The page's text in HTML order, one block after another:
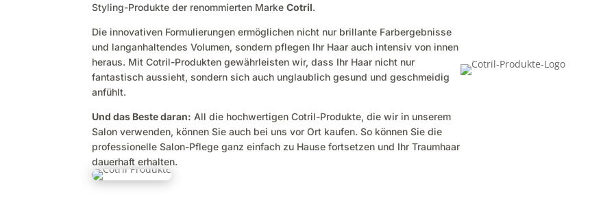
Styling-Produkte der renommierten MarkeCotril.
Die innovativen Formulierungen ermöglichen nicht nur brillante Farbergebnisse
und langanhaltendes Volumen, sondern pflegen Ihr Haar auch intensiv von innen
heraus. Mit Cotril-Produkten gewährleisten wir, dass Ihr Haar nicht nur
fantastisch aussieht, sondern sich auch unglaublich gesund und geschmeidig
anfühlt.
Und das Beste daran: All die hochwertigen Cotril-Produkte, die wir in unserem
Salon verwenden, können Sie auch bei uns vor Ort kaufen. So können Sie die
professionelle Salon-Pflege ganz einfach zu Hause fortsetzen und Ihr Traumhaar
dauerhaft erhalten.